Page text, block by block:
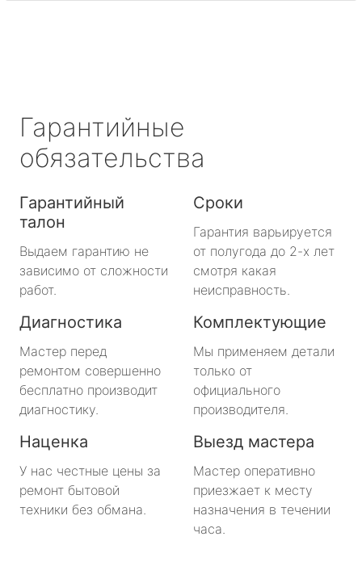
Гарантийные
обязательства
Гарантийный
талон
Выдаем гарантию не
зависимо от сложности
работ.
Сроки
Гарантия варьируется
от полугода до 2-х лет
смотря какая
неисправность.
Диагностика
Мастер перед
ремонтом совершенно
бесплатно производит
диагностику.
Комплектующие
Мы применяем детали
только от
официального
производителя.
Наценка
У нас честные цены за
ремонт бытовой
техники без обмана.
Выезд мастера
Мастер оперативно
приезжает к месту
назначения в течении
часа.